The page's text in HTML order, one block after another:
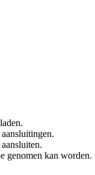
genomen kan worden.